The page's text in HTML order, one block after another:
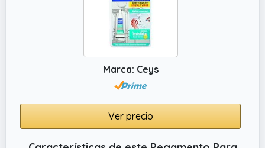
Marca: Ceys
Ver precio